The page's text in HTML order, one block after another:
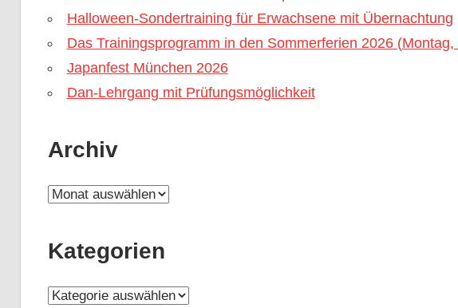
Halloween-Sondertraining für Erwachsene mit Übernachtung
Das Trainingsprogramm in den Sommerferien 2026
Japanfest München 2026
Dan-Lehrgang mit Prüfungsmöglichkeit
Archiv
Archiv
Kategorien
Kategorien